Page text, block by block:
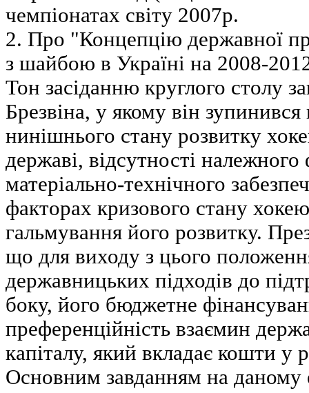
чемпіонатах світу 2007р.
2. Про "Концепцію державної
з шайбою в Україні на 2008-
Тон засіданню круглого столу
Брезвіна, у якому він
нинішнього стану розвитку
державі, відсутності належного
матеріально-технічного
факторах кризового стану
гальмування його розвитку.
що для виходу з цього
державницьких підходів до
боку, його бюджетне
преференційність взаємин
капіталу, який вкладає кошти у
Основним завданням на даному